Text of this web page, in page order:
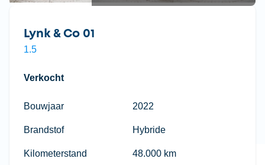
Lynk & Co 01
1.5
Verkocht
Bouwjaar 2022
Brandstof Hybride
Kilometerstand 48.000 km